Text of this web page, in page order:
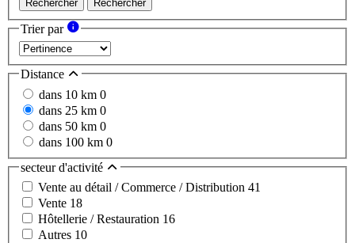
Rechercher Rechercher
Trier par
Distance
dans 10 km 0
dans 25 km 0
dans 50 km 0
dans 100 km 0
secteur d'activité
Vente au détail / Commerce / Distribution 41
Vente 18
Hôtellerie / Restauration 16
Autres 10